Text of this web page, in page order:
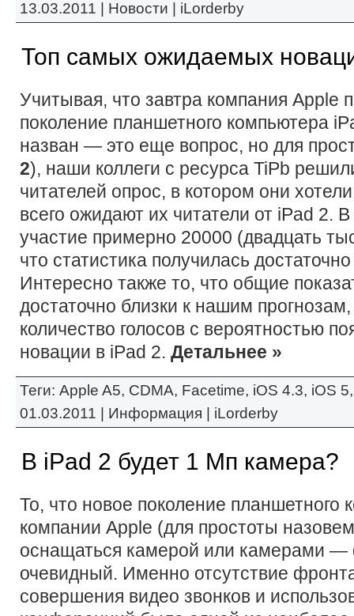
13.03.2011 | Новости iLorderby
Топ самых ожидаемых
Учитывая, что завтра компания Apple
поколение планшетного компьютера
назван — это еще вопрос, но для
2), наши коллеги с ресурса TiPb
читателей опрос, в котором они
всего ожидают их читатели от iPad 2.
участие примерно 20000 (двадцать
что статистика получилась
Интересно также то, что общие
достаточно близки к нашим
количество голосов с вероятностью
новации в iPad 2. Детальнее »
Теги: Apple A5, CDMA, Facetime, iOS 4.3, iOS 5
01.03.2011 | Информация iLorderby
В iPad 2 будет 1 Мп камера?
То, что новое поколение планшетного
компании Apple (для простоты
оснащаться камерой или камерами —
очевидный. Именно отсутствие
совершения видео звонков и